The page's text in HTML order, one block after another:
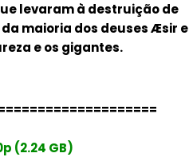
levaram à destruição de
maioria dos deuses Æsir e
e os gigantes.
(2.24 GB)